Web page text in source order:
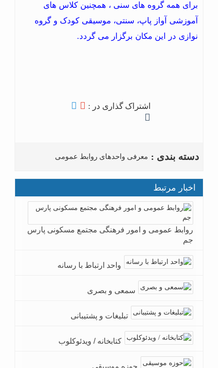
برای همه گروه های سنی ، همچنین کلاس های
آموزشی آواز پاپ، سنتی، موسیقی کودک و گروه
نوازی در این مکان برگزار می گردد.
اشتراک گذاری در :
دسته بندی : معرفی واحدهای روابط عمومی
اخبار مرتبط
روابط عمومی و امور فرهنگی مجتمع مسکونی پارس
جم
واحد ارتباط با رسانه
سمعی و بصری
تبلیغات و پشتیبانی
کتابخانه / ویدئوکلوب
حوزه موسیقی